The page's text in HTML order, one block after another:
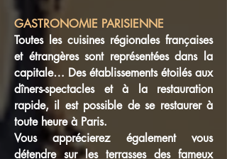
GASTRONOMIE PARISIENNE
Toutes les cuisines régionales françaises
et étrangères sont représentées dans la
capitale… Des établissements étoilés aux
dîners-spectacles et à la restauration
rapide, il est possible de se restaurer à
toute heure à Paris.
Vous apprécierez également vous
détendre sur les terrasses des fameux